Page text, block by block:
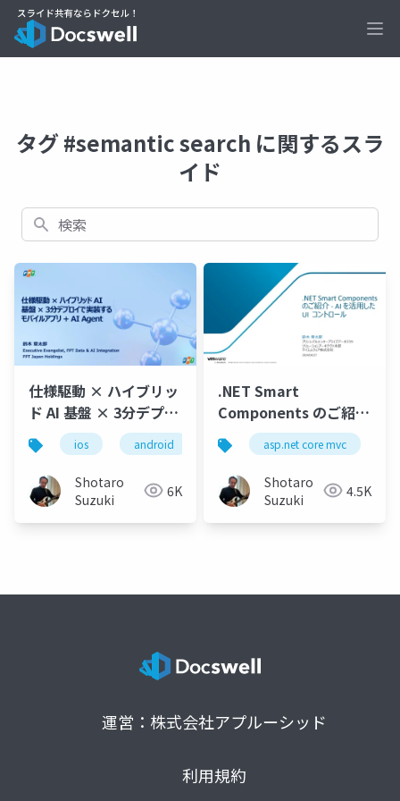
タグ #semantic search に関するスラ
イド
検索
仕様駆動 × ハイブリッ
ド AI 基盤 × 3分デプロ
イで実装するモバイル
アプリ + AI Agent
ios android xcode vs code
Shotaro
Suzuki
6K
.NET Smart
Components のご紹介
- AI を活用した UI コン
トロール
asp.net core mvc
Shotaro
Suzuki
4.5K
運営：株式会社アプルーシッド
利用規約